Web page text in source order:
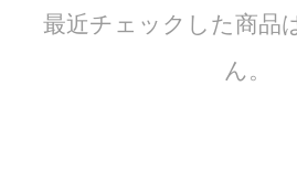
最近チェックした商品
ん。